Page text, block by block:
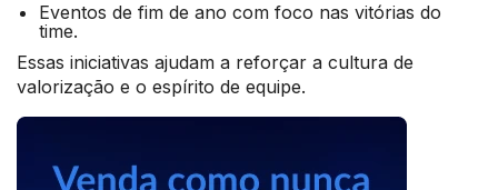
Eventos de fim de ano com foco nas vitórias do
time.
Essas iniciativas ajudam a reforçar a cultura de
valorização e o espírito de equipe.